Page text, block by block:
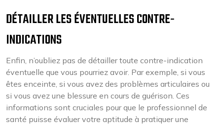
DÉTAILLER LES ÉVENTUELLES CONTRE-
INDICATIONS
Enfin, n’oubliez pas de détailler toute contre-indication
éventuelle que vous pourriez avoir. Par exemple, si vous
êtes enceinte, si vous avez des problèmes articulaires ou
si vous avez une blessure en cours de guérison. Ces
informations sont cruciales pour que le professionnel de
santé puisse évaluer votre aptitude à pratiquer une